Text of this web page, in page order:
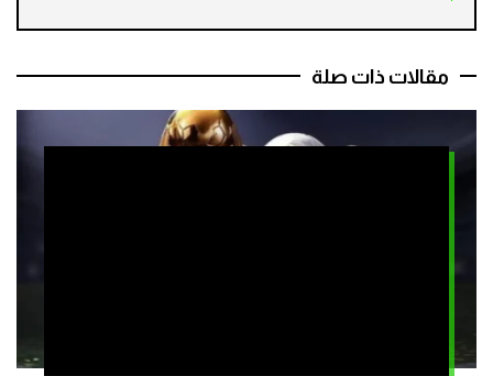
مقالات ذات صلة